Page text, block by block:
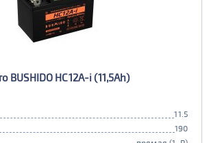
BUSHIDO HC12A-i (11,5Ah)
11.5
190